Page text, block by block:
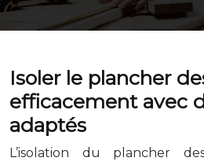
Isoler le plancher
efficacement avec
adaptés
L’isolation du plancher